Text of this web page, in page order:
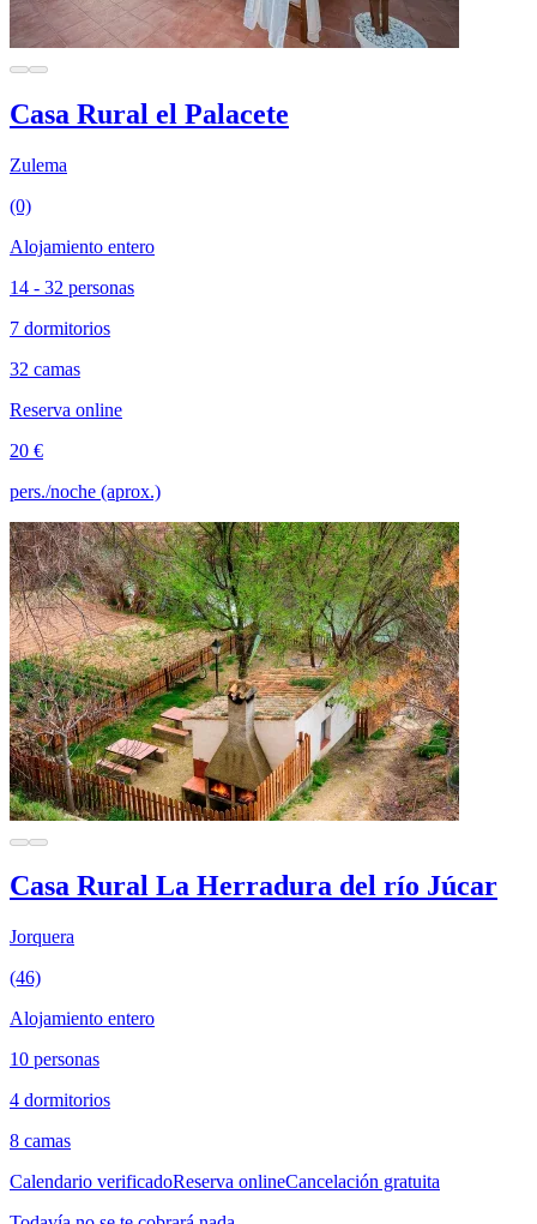
Casa Rural el Palacete
Zulema
(0)
Alojamiento entero
14 - 32 personas
7 dormitorios
32 camas
Reserva online
20 €
pers./noche (aprox.)
Casa Rural La Herradura del río Júcar
Jorquera
(46)
Alojamiento entero
10 personas
4 dormitorios
8 camas
Calendario verificadoReserva onlineCancelación gratuita